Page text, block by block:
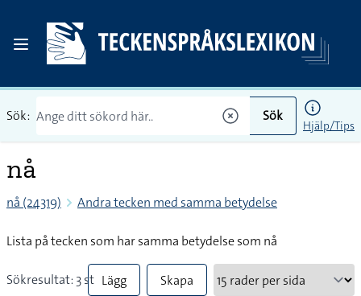
Sök: Sök
Hjälp/Tips
nå
nå (24319) Andra tecken med samma betydelse
Lista på tecken som har samma betydelse som nå
Sökresultat: 3 st Lägg
Skapa